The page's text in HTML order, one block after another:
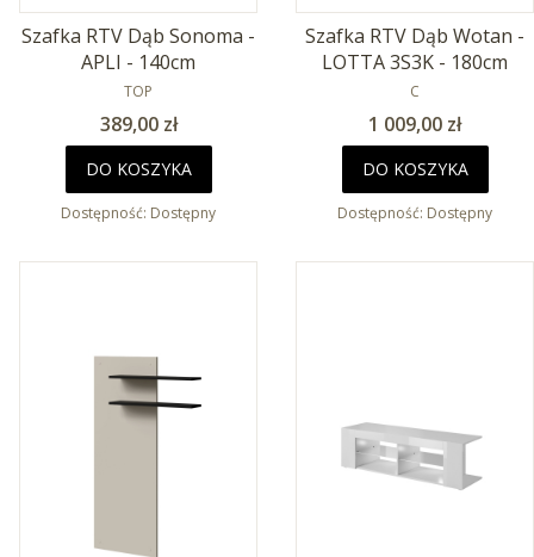
Szafka RTV Dąb Sonoma -
APLI - 140cm
PRODUCENT
TOP
Cena
389,00 zł
DO KOSZYKA
Dostępność: Dostępny
Szafka RTV Dąb Wotan -
LOTTA 3S3K - 180cm
PRODUCENT
C
Cena
1 009,00 zł
DO KOSZYKA
Dostępność: Dostępny